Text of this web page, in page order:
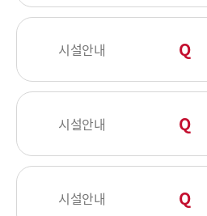
시설안내
시설안내
시설안내